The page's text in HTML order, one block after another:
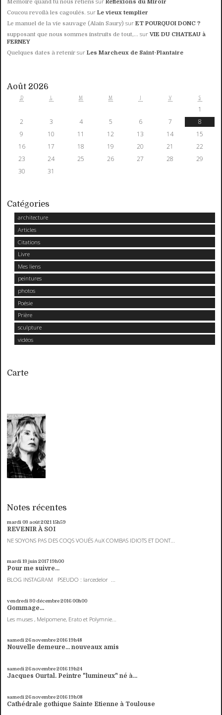
Mémoire quand tu nous retiens
Réflexions du Miroir
Coucou revoilà les cagoulés. surLe vieux templier
Le manuel de la vie sauvage (Alain Saury) surET POURQUOI DONC ?
supposant que nous sommes instruits de tout,... surVIE DU CHATEAU à
FERNEY
Quelques dates à retenir surLes Marcheux de Saint-Plantaire
Août 2026
D L M M V S
1
2
3 4 5 6 7
8
9
10 11 12 13 14
15
16
17 18 19 20 21
22
23
24 25 26 27 28
29
30
31
Catégories
architecture
Articles
Citations
Livre
Mes liens
peintures
photos
Poésie
Prière
sculpture
vidéos
Carte
Notes récentes
mardi 03 août 2021 15h59
REVENIR À SOI
NE SOYONS PAS DES COQS VOUÉS AuX COMBAS IDIOTS ET DONT...
mardi 13 juin 201719h00
Pour me suivre...
BLOG INSTAGRAM PSEUDO : larcedelor ...
vendredi 30 décembre 2016 00h00
Gommage...
Les muses , Melpomene, Erato et Polymnie...
samedi 26novembre 201619h48
Nouvelle demeure... nouveaux amis
samedi 26novembre 201619h24
Jacques Ourtal. Peintre "lumineux" né à...
samedi 26novembre 201619h08
Cathédrale gothique Sainte Etienne à Toulouse